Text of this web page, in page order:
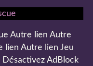
Autre lien Autre
lien Autre lien Jeu
AdBlock